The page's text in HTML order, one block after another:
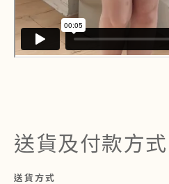
送貨及付款方式
送貨方式